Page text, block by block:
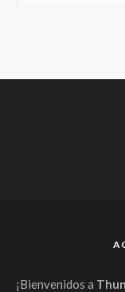
¡Bienvenidos a